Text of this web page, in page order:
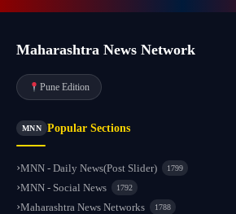
Maharashtra News Network
Pune Edition
MNN Popular Sections
MNN - Daily News(Post Slider) 1799
MNN - Social News 1792
Maharashtra News Networks 1788